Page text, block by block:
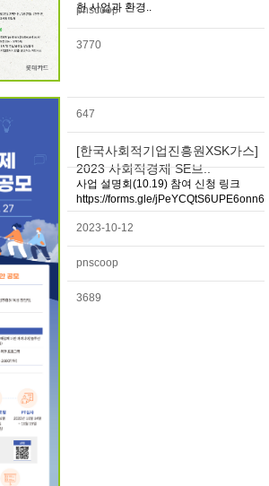
헌 사업과 환경..
pnscoop
3770
647
[한국사회적기업진흥원XSK가스]
2023 사회적경제 SE브..
사업 설명회(10.19) 참여 신청 링크
https://forms.gle/jPeYCQtS6UPE6onn6
2023-10-12
pnscoop
3689